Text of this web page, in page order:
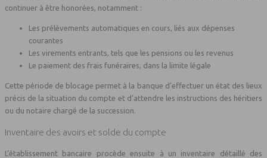
continuer à être honorées, notamment :
Les prélèvements automatiques en cours, liés aux dépenses
courantes
Les virements entrants, tels que les pensions ou les revenus
Le paiement des frais funéraires, dans la limite légale
Cette période de blocage permet à la banque d’effectuer un état des lieux
précis de la situation du compte et d’attendre les instructions des héritiers
ou du notaire chargé de la succession.
Inventaire des avoirs et solde du compte
L’établissement bancaire procède ensuite à un inventaire détaillé des